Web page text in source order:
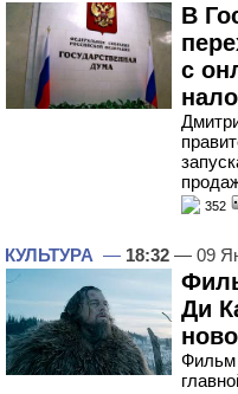
В
с
352
КУЛЬТУРА — 18:32 — 09
Ди
Фильм